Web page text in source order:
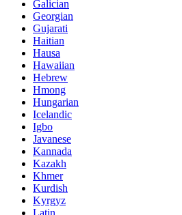
Galician
Georgian
Gujarati
Haitian
Hausa
Hawaiian
Hebrew
Hmong
Hungarian
Icelandic
Igbo
Javanese
Kannada
Kazakh
Khmer
Kurdish
Kyrgyz
Latin